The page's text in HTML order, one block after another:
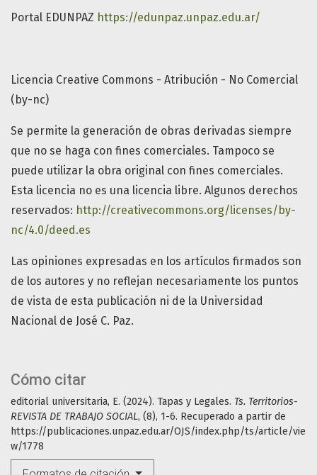
Cómo citar
editorial universitaria, E. (2024). Tapas y Legales. Ts. Territorios-
REVISTA DE TRABAJO SOCIAL, (8), 1-6. Recuperado a partir de
https://publicaciones.unpaz.edu.ar/OJS/index.php/ts/article/vie
w/1778
Portal EDUNPAZ https://edunpaz.unpaz.edu.ar/
Licencia Creative Commons - Atribución - No Comercial
(by-nc)
Se permite la generación de obras derivadas siempre
que no se haga con fines comerciales. Tampoco se
puede utilizar la obra original con fines comerciales.
Esta licencia no es una licencia libre. Algunos derechos
reservados: http://creativecommons.org/licenses/by-
nc/4.0/deed.es
Las opiniones expresadas en los artículos firmados son
de los autores y no reflejan necesariamente los puntos
de vista de esta publicación ni de la Universidad
Nacional de José C. Paz.